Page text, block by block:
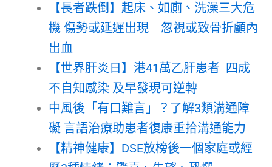
【長者跌倒】起床、如廁、洗澡三大危
機 傷勢或延遲出現 忽視或致骨折顱內
出血
【世界肝炎日】港41萬乙肝患者 四成
不自知感染 及早發現可逆轉
中風後「有口難言」？了解3類溝通障
礙 言語治療助患者復康重拾溝通能力
【精神健康】DSE放榜後一個家庭或經